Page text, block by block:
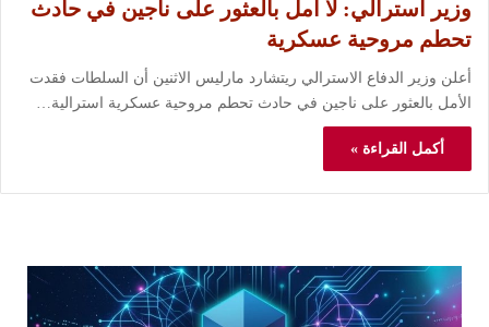
وزير استرالي: لا أمل بالعثور على ناجين في حادث
تحطم مروحية عسكرية
أعلن وزير الدفاع الاسترالي ريتشارد مارليس الاثنين أن السلطات فقدت
الأمل بالعثور على ناجين في حادث تحطم مروحية عسكرية استرالية…
أكمل القراءة »